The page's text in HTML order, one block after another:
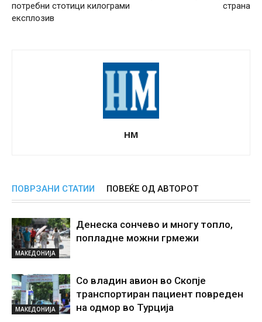
потребни стотици килограми
експлозив
страна
НМ
ПОВРЗАНИ СТАТИИ ПОВЕЌЕ ОД АВТОРОТ
МАКЕДОНИЈА
Денеска сончево и многу топло,
попладне можни грмежи
МАКЕДОНИЈА
Со владин авион во Скопје
транспортиран пациент повреден
на одмор во Турција